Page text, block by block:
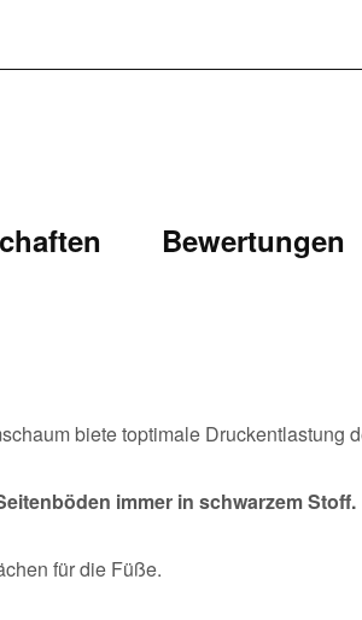
Bewertungen
biete toptimale Druckentlastung
immer in schwarzem Stoff.
für die Füße.